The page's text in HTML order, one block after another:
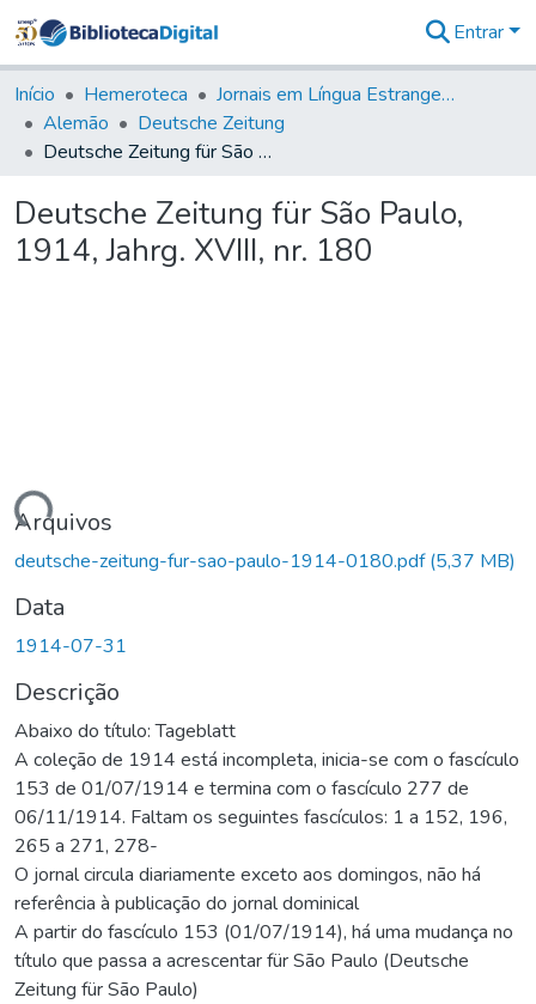
&
Coleções
Tudo na
Biblioteca
Estatísticas
Entrar
Início Hemeroteca
Jornais em Língua Estrangeira
Alemão
Deutsche Zeitung
Deutsche Zeitung für São Paulo, 1914, Jahrg. XVIII, nr. 180
Deutsche Zeitung für São Paulo,
1914, Jahrg. XVIII, nr. 180
Arquivos
deutsche-zeitung-fur-sao-paulo-1914-0180.pdf(5,37 MB)
Data
1914-07-31
Descrição
Abaixo do título: Tageblatt
A coleção de 1914 está incompleta, inicia-se com o fascículo
153 de 01/07/1914 e termina com o fascículo 277 de
06/11/1914. Faltam os seguintes fascículos: 1 a 152, 196,
265 a 271, 278-
O jornal circula diariamente exceto aos domingos, não há
referência à publicação do jornal dominical
A partir do fascículo 153 (01/07/1914), há uma mudança no
título que passa a acrescentar für São Paulo (Deutsche
Zeitung für São Paulo)